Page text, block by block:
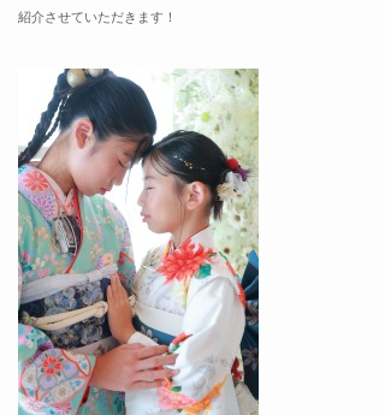
紹介させていただきます！